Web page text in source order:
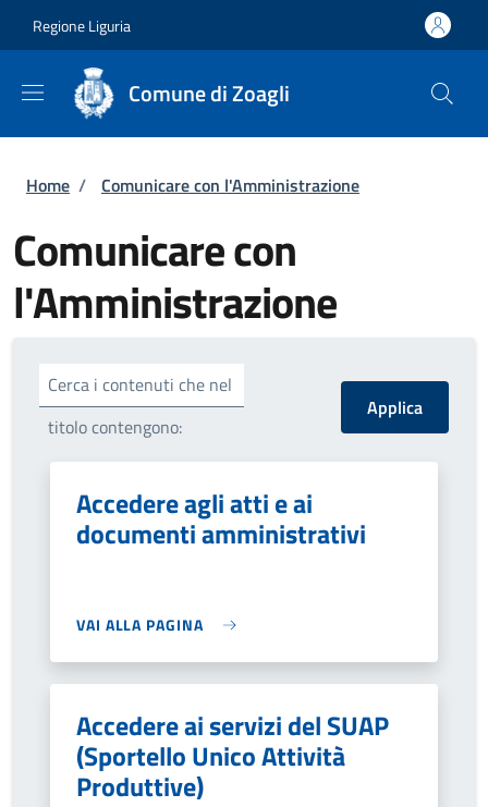
Regione Liguria
Comune di Zoagli
Briciole di pane
Home / Comunicare con l'Amministrazione
Comunicare con
l'Amministrazione
Cerca i contenuti che nel
titolo contengono:
Accedere agli atti e ai
documenti amministrativi
VAI ALLA PAGINA
Accedere ai servizi del SUAP
(Sportello Unico Attività
Produttive)